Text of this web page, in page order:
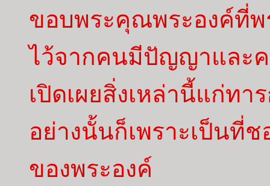
ขอบพระคุณพระองค์ที่พ
ไว้จากคนมีปัญญาแล
เปิดเผยสิ่งเหล่านี้แก่
อย่างนั้นก็เพราะเป็นที่
ของพระองค์